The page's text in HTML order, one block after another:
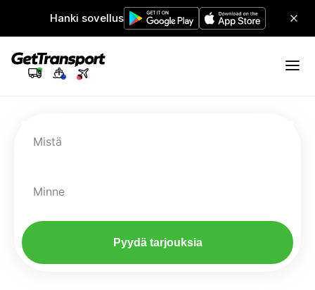
Hanki sovellus
Mistä
Minne
Pyydä tarjouksia